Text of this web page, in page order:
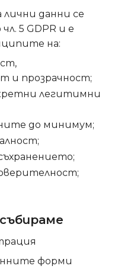
данни се
5 GDPR и е
на:
и прозрачност;
легитимни
до минимум;
форми